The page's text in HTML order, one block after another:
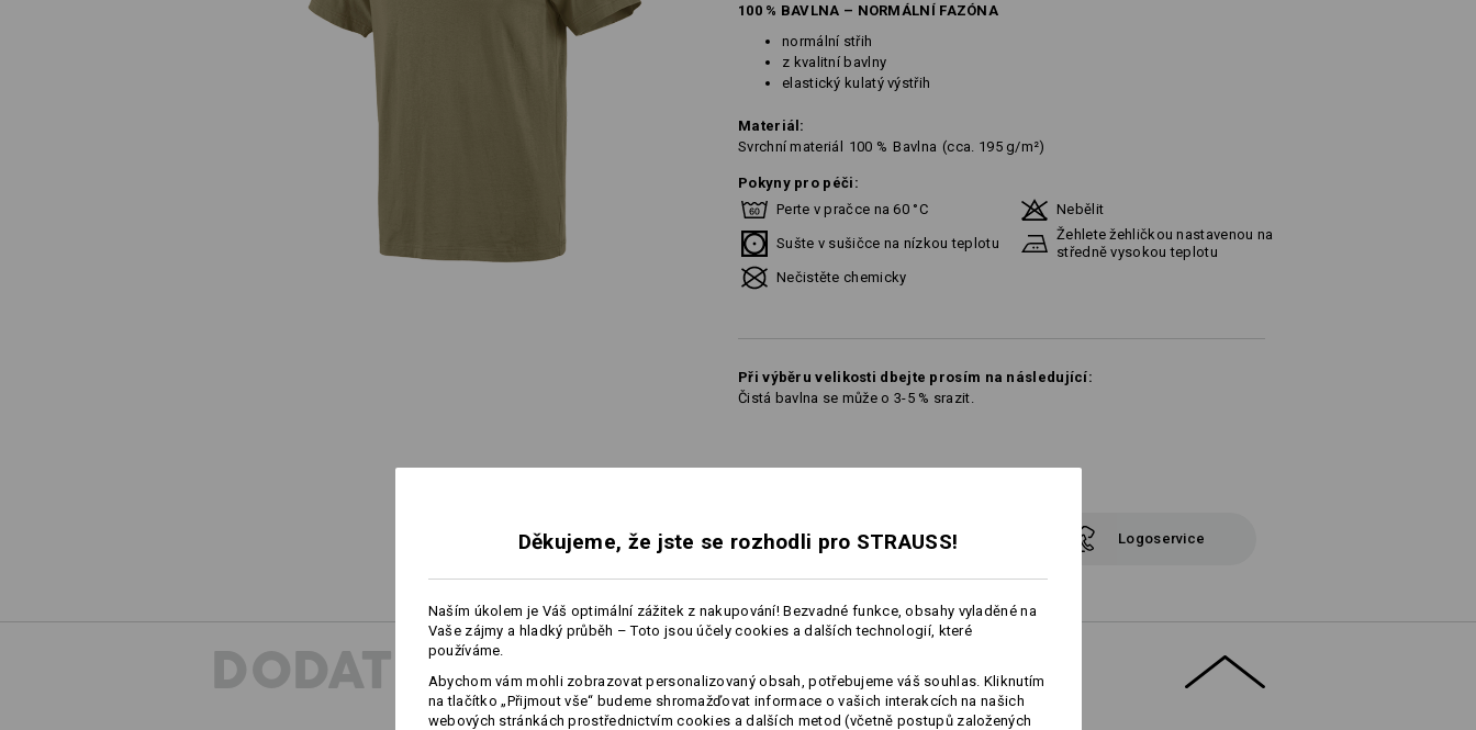
100 % BAVLNA – NORMÁLNÍ FAZÓNA
normální střih
z kvalitní bavlny
elastický kulatý výstřih
Materiál:
Svrchní materiál
100 % Bavlna (cca. 195 g/m²)
Pokyny pro péči:
Perte v pračce na 60 °C
Nebělit
Sušte v sušičce na nízkou teplotu
Žehlete žehličkou nastavenou na
středně vysokou teplotu
Nečistěte chemicky
Při výběru velikosti dbejte prosím na následující:
Čistá bavlna se může o 3-5 % srazit.
Vlastní návrh Logoservice
DODATEČNÉ INFORMACE
Děkujeme, že jste se rozhodli pro STRAUSS!
Naším úkolem je Váš optimální zážitek z nakupování! Bezvadné funkce, obsahy vyladěné na
Vaše zájmy a hladký průběh – Toto jsou účely cookies a dalších technologií, které
používáme.
Abychom vám mohli zobrazovat personalizovaný obsah, potřebujeme váš souhlas. Kliknutím
na tlačítko „Přijmout vše“ budeme shromažďovat informace o vašich interakcích na našich
webových stránkách prostřednictvím cookies a dalších metod (včetně postupů založených